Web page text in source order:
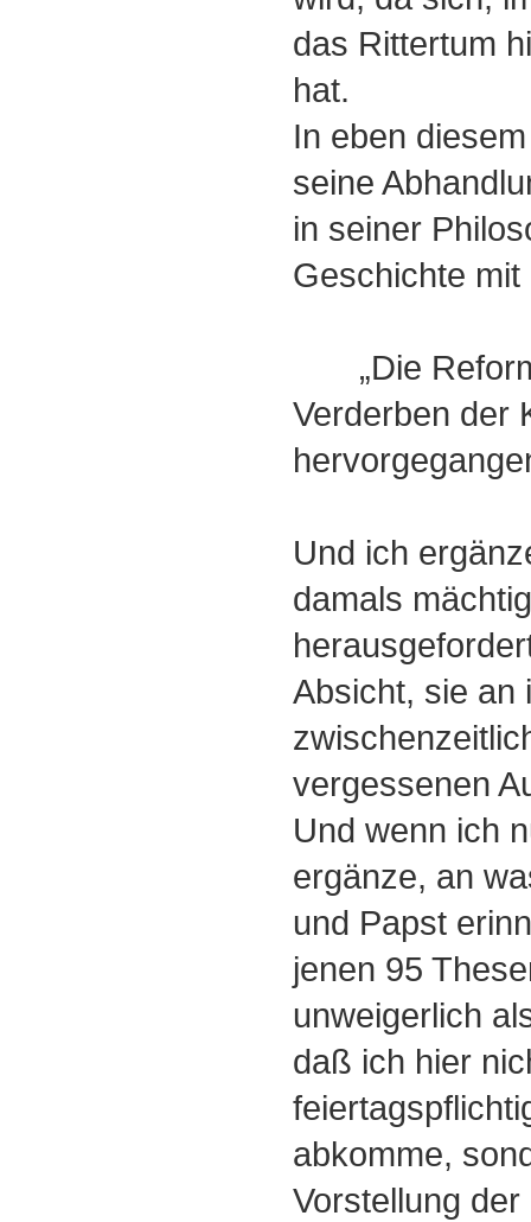
das Rittertum
hat.
In eben
seine
in seiner
Geschichte
„Die
Verderben der
Und ich
damals
Absicht, sie an
vergessenen
Und wenn ich
ergänze, an
und Papst
jenen 95
unweigerlich
daß ich hier
abkomme,
Vorstellung